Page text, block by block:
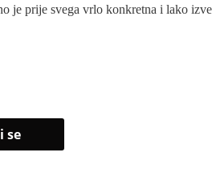
je prije svega vrlo konkretna i lako